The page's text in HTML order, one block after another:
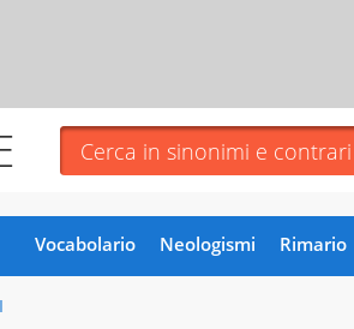
Vocabolario Neologismi Rimario